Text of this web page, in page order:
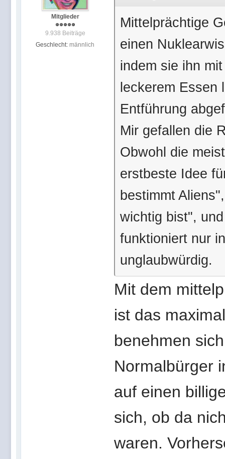
Mitglieder
9.938 Beiträge
Geschlecht: männlich
Mittelprächtige
einen
indem sie ihn
leckerem Essen
Entführung
Mir gefallen die
Obwohl die
erstbeste Idee
bestimmt
wichtig bist",
funktioniert nur
unglaubwürdig.
Mit dem
ist das
benehmen
Normalbürger
auf einen
sich, ob da
waren.